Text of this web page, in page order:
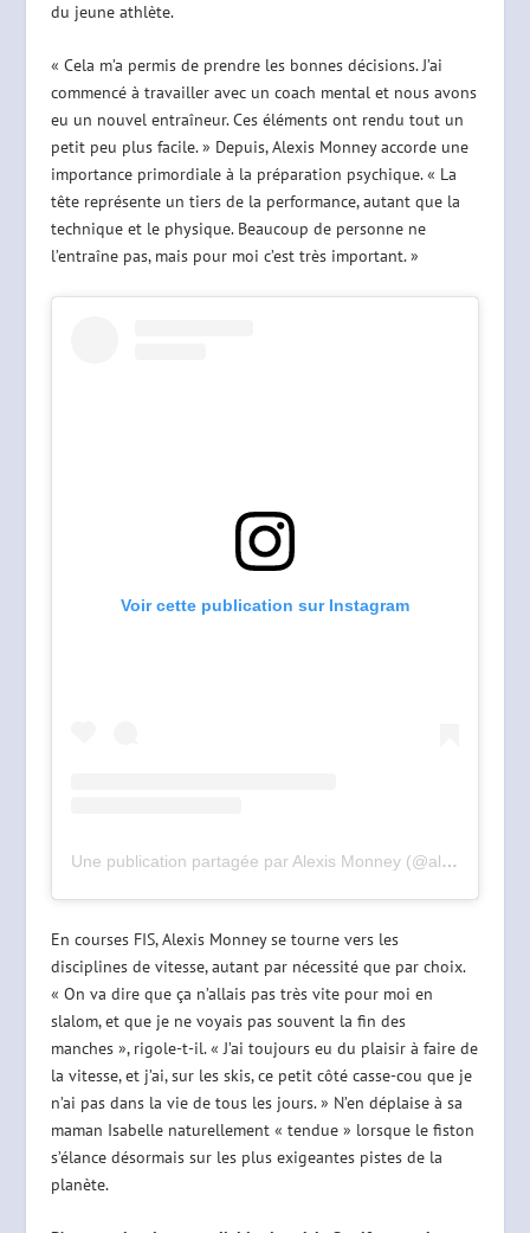
du jeune athlète.
« Cela m’a permis de prendre les bonnes décisions. J’ai
commencé à travailler avec un coach mental et nous avons
eu un nouvel entraîneur. Ces éléments ont rendu tout un
petit peu plus facile. » Depuis, Alexis Monney accorde une
importance primordiale à la préparation psychique. « La
tête représente un tiers de la performance, autant que la
technique et le physique. Beaucoup de personne ne
l’entraîne pas, mais pour moi c’est très important. »
Voir cette publication sur Instagram
Une publication partagée par Alexis Monney (@alexis_monney)
En courses FIS, Alexis Monney se tourne vers les
disciplines de vitesse, autant par nécessité que par choix.
« On va dire que ça n’allais pas très vite pour moi en
slalom, et que je ne voyais pas souvent la fin des
manches », rigole-t-il. « J’ai toujours eu du plaisir à faire de
la vitesse, et j’ai, sur les skis, ce petit côté casse-cou que je
n’ai pas dans la vie de tous les jours. » N’en déplaise à sa
maman Isabelle naturellement « tendue » lorsque le fiston
s’élance désormais sur les plus exigeantes pistes de la
planète.